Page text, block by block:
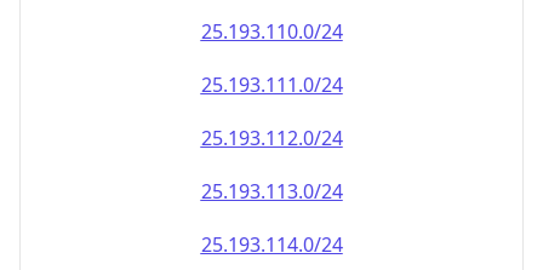
25.193.110.0/24
25.193.111.0/24
25.193.112.0/24
25.193.113.0/24
25.193.114.0/24